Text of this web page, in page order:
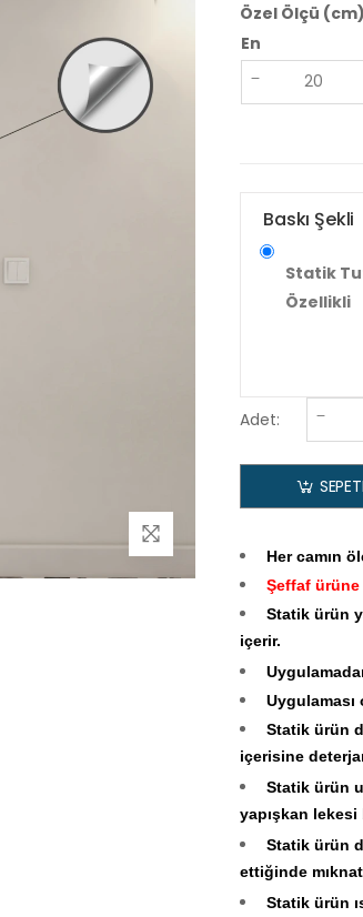
Özel Ölçü
En
Baskı Şekli
Statik
Özellikli
Adet:
Her camın
Şeffaf ürüne
Statik ürün
içerir.
Statik ürün
içerisine
Statik ürün
yapışkan lekesi
Statik ürün
ettiğinde
Statik ürün